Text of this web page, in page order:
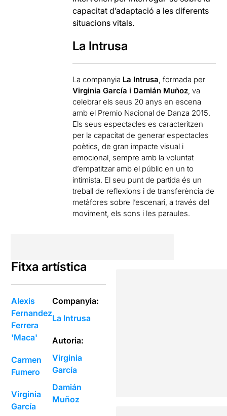
capacitat d’adaptació a les diferents
situacions vitals.
La Intrusa
La companyia La Intrusa, formada per
Virginia García i Damián Muñoz, va
celebrar els seus 20 anys en escena
amb el Premio Nacional de Danza 2015.
Els seus espectacles es caracteritzen
per la capacitat de generar espectacles
poètics, de gran impacte visual i
emocional, sempre amb la voluntat
d’empatitzar amb el públic en un to
intimista. El seu punt de partida és un
treball de reflexions i de transferència de
metàfores sobre l’escenari, a través del
moviment, els sons i les paraules.
Fitxa artística
Alexis
Fernandez
Ferrera
'Maca'
Carmen
Fumero
Virginia
García
Companyia:
La Intrusa
Autoria:
Virginia
García
Damián
Muñoz